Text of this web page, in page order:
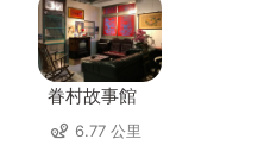
眷村故事館
6.77 公里